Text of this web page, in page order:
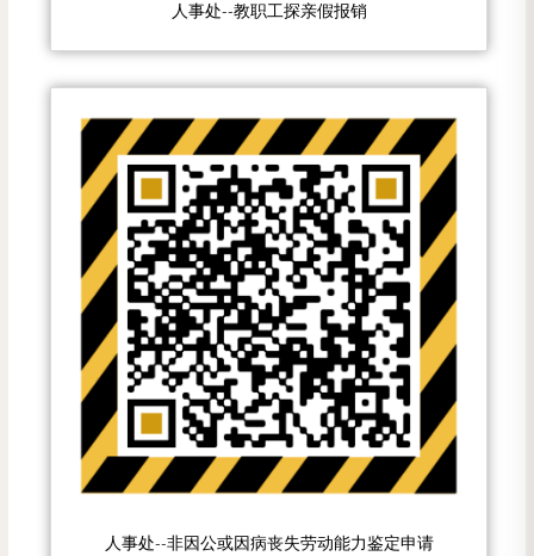
人事处--教职工探亲假报销
人事处--非因公或因病丧失劳动能力鉴定申请